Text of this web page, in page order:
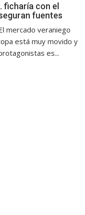
ficharía con el
fuentes
mercado veraniego
está muy movido y
es...